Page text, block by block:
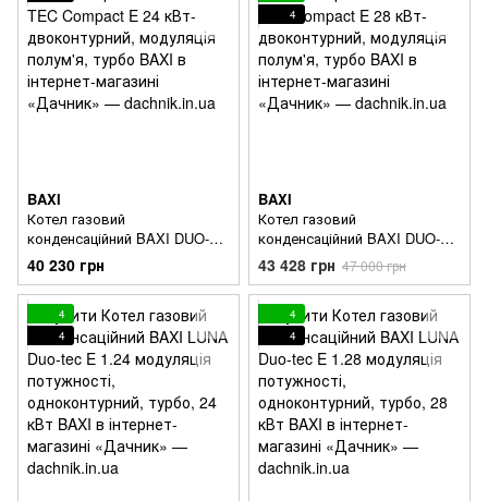
BAXI
Котел газовий
конденсаційний BAXI DUO-
TEC Compact E 24 кВт-
двоконтурний, модуляція
полум'я, турбо
40 230 грн
4
BAXI
Котел газовий
конденсаційний BAXI DUO-
TEC Compact E 28 кВт-
двоконтурний, модуляція
полум'я, турбо
43 428 грн 47 000 грн
4
4
4
4